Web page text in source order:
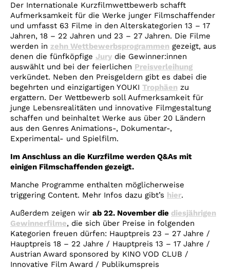
Der Internationale Kurzfilmwettbewerb schafft
Aufmerksamkeit für die Werke junger Filmschaffender
und umfasst 63 Filme in den Alterskategorien 13 – 17
Jahren, 18 – 22 Jahren und 23 – 27 Jahren. Die Filme
werden in zehn Wettbewerbsprogrammen gezeigt, aus
denen die fünfköpfige Jury die Gewinner:innen
auswählt und bei der feierlichen Preisverleihung
verkündet. Neben den Preisgeldern gibt es dabei die
begehrten und einzigartigen YOUKI Trophäen zu
ergattern. Der Wettbewerb soll Aufmerksamkeit für
junge Lebensrealitäten und innovative Filmgestaltung
schaffen und beinhaltet Werke aus über 20 Ländern
aus den Genres Animations-, Dokumentar-,
Experimental- und Spielfilm.
Im Anschluss an die Kurzfilme werden Q&As mit
einigen Filmschaffenden gezeigt.
Manche Programme enthalten möglicherweise
triggering Content. Mehr Infos dazu gibt’s hier.
Außerdem zeigen wir ab 22. November die diesjährigen
Gewinnerfilme, die sich über Preise in folgenden
Kategorien freuen dürfen: Hauptpreis 23 – 27 Jahre /
Hauptpreis 18 – 22 Jahre / Hauptpreis 13 – 17 Jahre /
Austrian Award sponsored by KINO VOD CLUB /
Innovative Film Award / Publikumspreis